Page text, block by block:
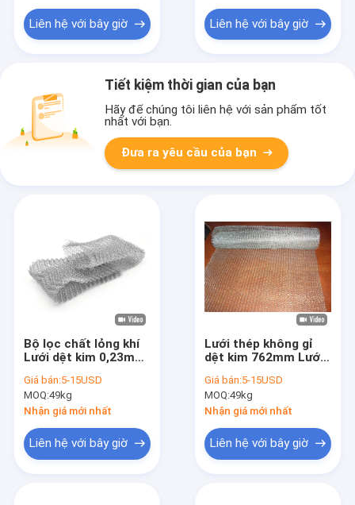
Liên hệ với bây giờ Liên hệ với bây giờ
Tiết kiệm thời gian của bạn
Hãy để chúng tôi liên hệ với sản phẩm tốt
nhất với bạn.
Đưa ra yêu cầu của bạn
Bộ lọc chất lỏng khí
Lưới dệt kim 0,23mm
chỉnh
Giá bán:5-15USD
MOQ:49kg
Nhận giá mới nhất
Liên hệ với bây giờ
Lưới thép không gỉ
dệt kim 762mm Lưới
cuộn Ràng buộc
Giá bán:5-15USD
MOQ:49kg
Nhận giá mới nhất
Liên hệ với bây giờ